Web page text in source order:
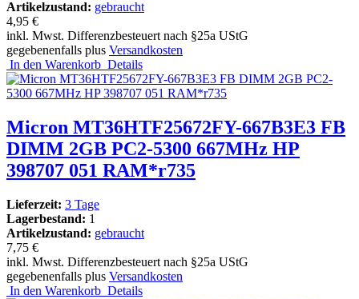
Artikelzustand: gebraucht
4,95 €
inkl. Mwst. Differenzbesteuert nach §25a UStG
gegebenenfalls plus Versandkosten
In den Warenkorb Details
Micron MT36HTF25672FY-667B3E3 FB
DIMM 2GB PC2-5300 667MHz HP
398707 051 RAM*r735
Lieferzeit: 3 Tage
Lagerbestand: 1
Artikelzustand: gebraucht
7,75 €
inkl. Mwst. Differenzbesteuert nach §25a UStG
gegebenenfalls plus Versandkosten
In den Warenkorb Details